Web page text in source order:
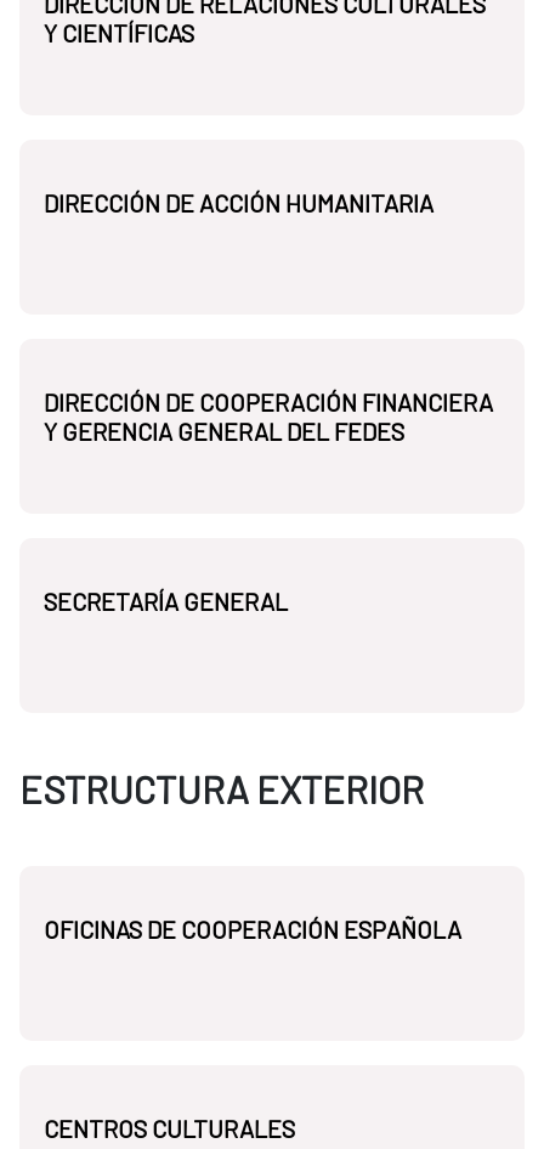
Y CIENTÍFICAS
DIRECCIÓN DE ACCIÓN HUMANITARIA
DIRECCIÓN DE COOPERACIÓN FINANCIERA
Y GERENCIA GENERAL DEL FEDES
SECRETARÍA GENERAL
ESTRUCTURA EXTERIOR
OFICINAS DE COOPERACIÓN ESPAÑOLA
CENTROS CULTURALES